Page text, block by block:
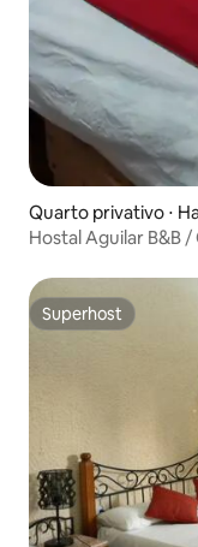
Quarto privativo ⋅
Hostal Aguilar B&B
Superhost
Superhost